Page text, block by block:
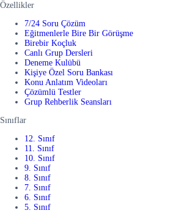
Özellikler
7/24 Soru Çözüm
Eğitmenlerle Bire Bir Görüşme
Birebir Koçluk
Canlı Grup Dersleri
Deneme Kulübü
Kişiye Özel Soru Bankası
Konu Anlatım Videoları
Çözümlü Testler
Grup Rehberlik Seansları
Sınıflar
12. Sınıf
11. Sınıf
10. Sınıf
9. Sınıf
8. Sınıf
7. Sınıf
6. Sınıf
5. Sınıf